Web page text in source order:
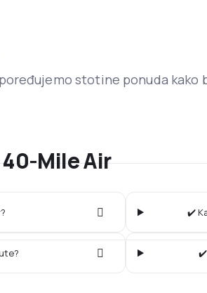
stotine ponuda kako
Mile Air
✔️
✔️